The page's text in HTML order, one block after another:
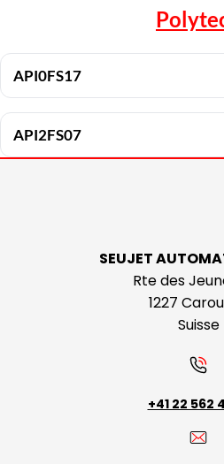
API0FS17
API2FS07
SEUJET
Rte des
1227
Suisse
+41 22 562